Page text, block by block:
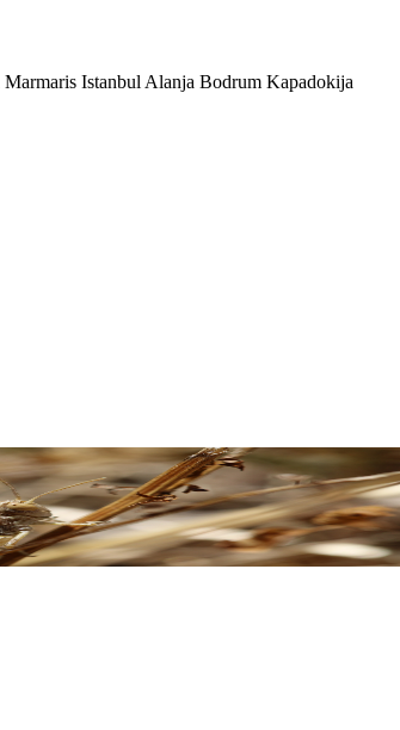
Marmaris Istanbul Alanja Bodrum Kapadokija